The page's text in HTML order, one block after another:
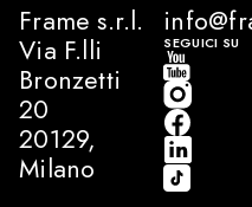
Frame s.r.l.
Via F.lli
Bronzetti
20
20129,
Milano
SEGUICI SU